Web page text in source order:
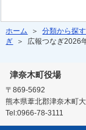
ホーム ＞分類から探す
ぎ ＞ 広報つなぎ2026
津奈木町役場
〒869-5692
熊本県葦北郡津奈木町
Tel:0966-78-3111